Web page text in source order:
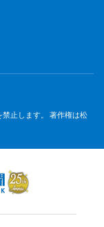
止します。 著作権は松